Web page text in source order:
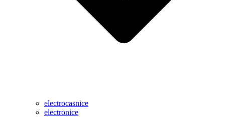
electrocasnice
electronice